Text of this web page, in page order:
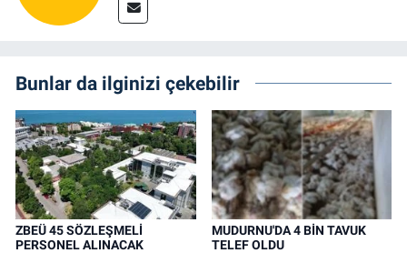
Bunlar da ilginizi çekebilir
ZBEÜ 45 SÖZLEŞMELİ
PERSONEL ALINACAK
MUDURNU'DA 4 BİN TAVUK
TELEF OLDU